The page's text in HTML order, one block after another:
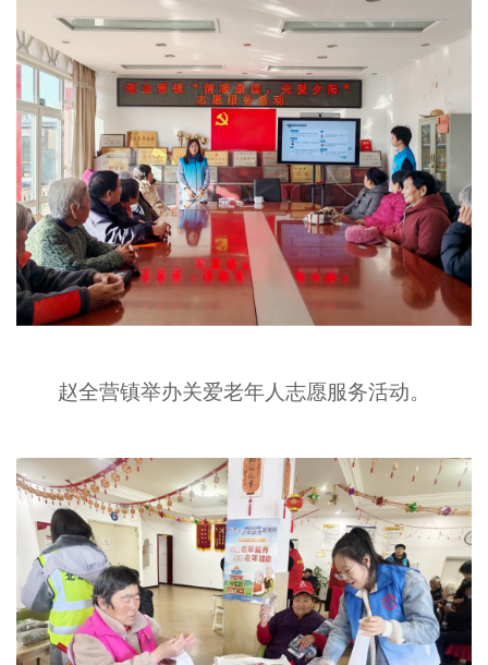
赵全营镇举办关爱老年人志愿服务活动。